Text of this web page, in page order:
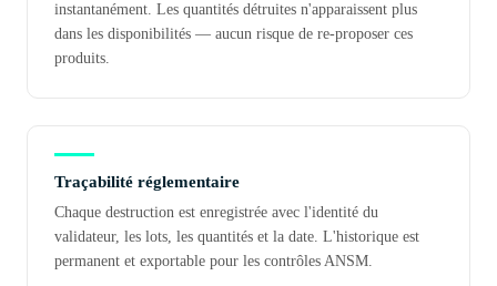
instantanément. Les quantités détruites n'apparaissent plus
dans les disponibilités — aucun risque de re-proposer ces
produits.
Traçabilité réglementaire
Chaque destruction est enregistrée avec l'identité du
validateur, les lots, les quantités et la date. L'historique est
permanent et exportable pour les contrôles ANSM.